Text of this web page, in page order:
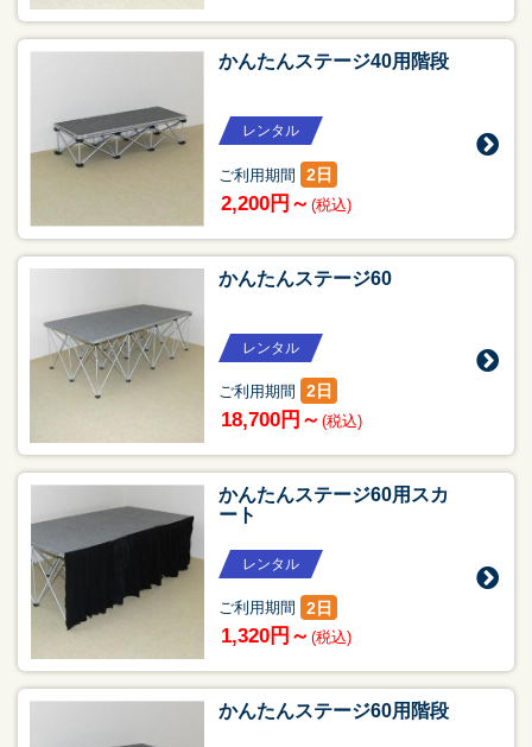
かんたんステージ40用階段
レンタル
ご利用期間 2日
2,200円～ (税込)
かんたんステージ60
レンタル
ご利用期間 2日
18,700円～ (税込)
かんたんステージ60用スカ
ート
レンタル
ご利用期間 2日
1,320円～ (税込)
かんたんステージ60用階段